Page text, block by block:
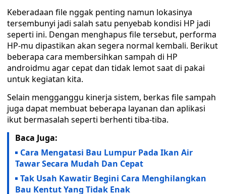
Keberadaan file nggak penting namun lokasinya
tersembunyi jadi salah satu penyebab kondisi HP jadi
seperti ini. Dengan menghapus file tersebut, performa
HP-mu dipastikan akan segera normal kembali. Berikut
beberapa cara membersihkan sampah di HP
androidmu agar cepat dan tidak lemot saat di pakai
untuk kegiatan kita.
Selain mengganggu kinerja sistem, berkas file sampah
juga dapat membuat beberapa layanan dan aplikasi
ikut bermasalah seperti berhenti tiba-tiba.
Baca Juga:
Cara Mengatasi Bau Lumpur Pada Ikan Air
Tawar Secara Mudah Dan Cepat
Tak Usah Kawatir Begini Cara Menghilangkan
Bau Kentut Yang Tidak Enak